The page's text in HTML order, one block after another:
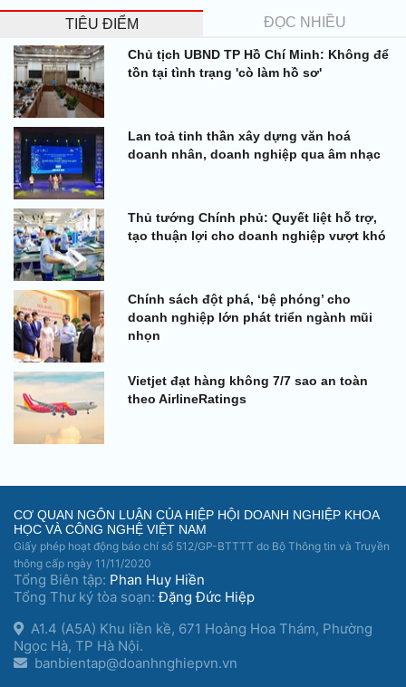
TIÊU ĐIỂM ĐỌC NHIỀU
Chủ tịch UBND TP Hồ Chí Minh: Không để
tồn tại tình trạng 'cò làm hồ sơ'
Lan toả tinh thần xây dựng văn hoá
doanh nhân, doanh nghiệp qua âm nhạc
Thủ tướng Chính phủ: Quyết liệt hỗ trợ,
tạo thuận lợi cho doanh nghiệp vượt khó
Chính sách đột phá, ‘bệ phóng’ cho
doanh nghiệp lớn phát triển ngành mũi
nhọn
Vietjet đạt hàng không 7/7 sao an toàn
theo AirlineRatings
CƠ QUAN NGÔN LUẬN CỦA HIỆP HỘI DOANH NGHIỆP KHOA
HỌC VÀ CÔNG NGHỆ VIỆT NAM
Giấy phép hoạt động báo chí số 512/GP-BTTTT do Bộ Thông tin và Truyền
thông cấp ngày 11/11/2020
Tổng Biên tập: Phan Huy Hiền
Tổng Thư ký tòa soạn:Đặng Đức Hiệp
A1.4 (A5A) Khu liền kề, 671 Hoàng Hoa Thám, Phường
Ngọc Hà, TP Hà Nội.
banbientap@doanhnghiepvn.vn